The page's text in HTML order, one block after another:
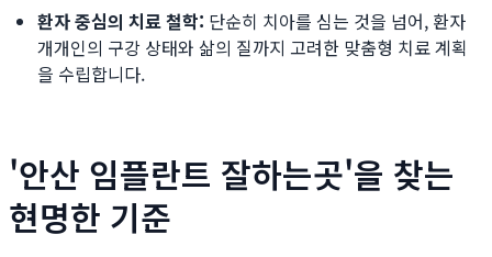
환자 중심의 치료 철학: 단순히 치아를 심는 것을 넘어, 환자
개개인의 구강 상태와 삶의 질까지 고려한 맞춤형 치료 계획
을 수립합니다.
'안산 임플란트 잘하는곳'을 찾는
현명한 기준